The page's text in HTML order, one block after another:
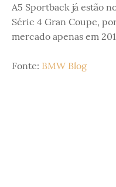
A5 Sportback já estão
Série 4 Gran Coupe,
mercado apenas em
Fonte: BMW Blog